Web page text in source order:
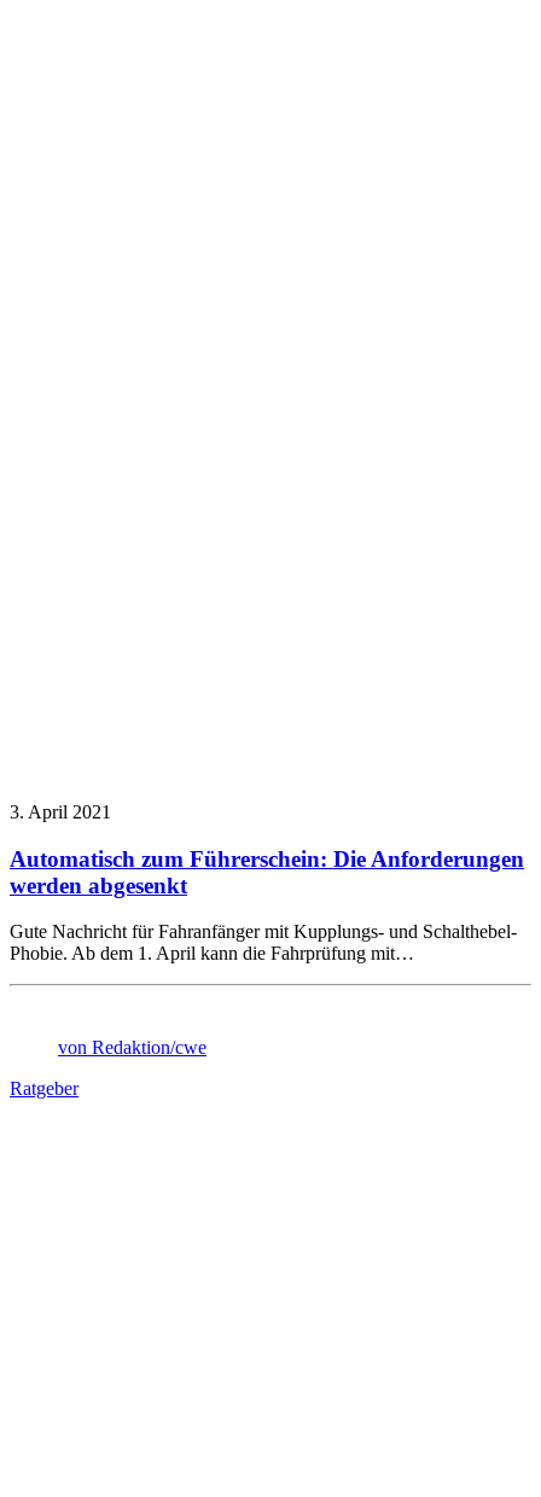
3. April 2021
Automatisch zum Führerschein: Die Anforderungen
werden abgesenkt
Gute Nachricht für Fahranfänger mit Kupplungs- und Schalthebel-
Phobie. Ab dem 1. April kann die Fahrprüfung mit…
von Redaktion/cwe
Ratgeber